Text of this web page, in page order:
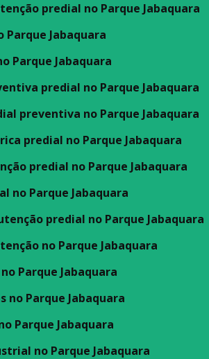
predial no Parque Jabaquara
Jabaquara
Parque Jabaquara
predial no Parque Jabaquara
preventiva no Parque Jabaquara
predial no Parque Jabaquara
predial no Parque Jabaquara
no Parque Jabaquara
predial no Parque Jabaquara
no Parque Jabaquara
Parque Jabaquara
no Parque Jabaquara
Parque Jabaquara
no Parque Jabaquara